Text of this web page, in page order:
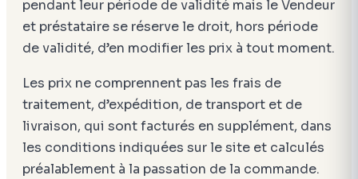
pendant leur période de validité mais le Vendeur
et préstataire se réserve le droit, hors période
de validité, d’en modifier les prix à tout moment.
Les prix ne comprennent pas les frais de
traitement, d’expédition, de transport et de
livraison, qui sont facturés en supplément, dans
les conditions indiquées sur le site et calculés
préalablement à la passation de la commande.